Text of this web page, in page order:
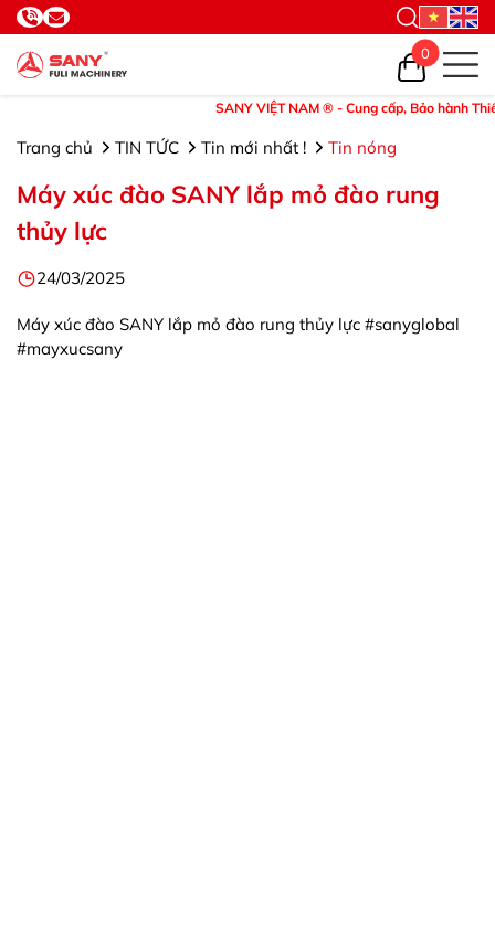
SANY VIỆT NAM ® - Cung cấp, Bảo hành Thiết
0
Trang chủ TIN TỨC Tin mới nhất ! Tin nóng
Máy xúc đào SANY lắp mỏ đào rung
thủy lực
24/03/2025
Máy xúc đào SANY lắp mỏ đào rung thủy lực #sanyglobal
#mayxucsany